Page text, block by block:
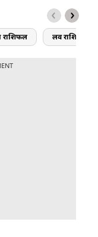
लव राशिफल